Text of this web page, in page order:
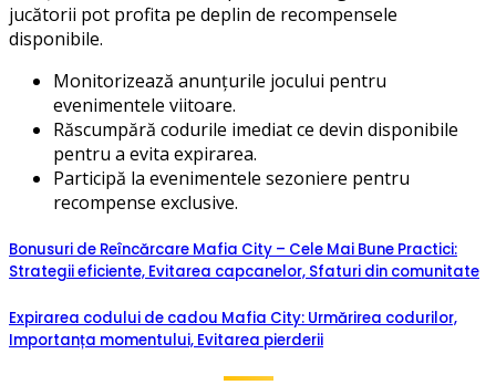
jucătorii pot profita pe deplin de recompensele
disponibile.
Monitorizează anunțurile jocului pentru
evenimentele viitoare.
Răscumpără codurile imediat ce devin disponibile
pentru a evita expirarea.
Participă la evenimentele sezoniere pentru
recompense exclusive.
Bonusuri de Reîncărcare Mafia City – Cele Mai Bune Practici:
Strategii eficiente, Evitarea capcanelor, Sfaturi din comunitate
Expirarea codului de cadou Mafia City: Urmărirea codurilor,
Importanța momentului, Evitarea pierderii